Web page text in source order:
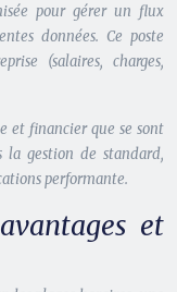
pour gérer un flux
données. Ce poste
(salaires, charges,
et financier que se sont
la gestion de standard,
performante.
et